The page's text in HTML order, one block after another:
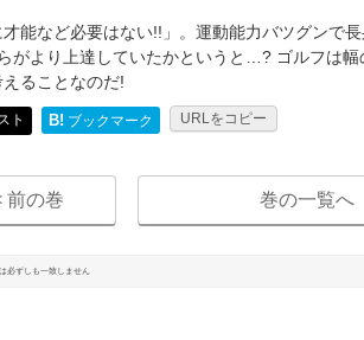
才能など必要はない!!」。運動能力バツグンで
がより上達していたかというと…? ゴルフは
ることなのだ!
ト B! ブックマーク URLをコピー
前の巻 巻の一覧へ
必ずしも一致しません